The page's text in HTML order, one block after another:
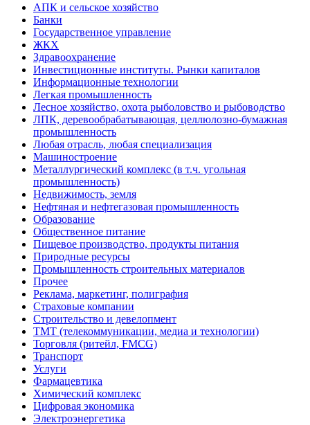
АПК и сельское хозяйство
Банки
Государственное управление
ЖКХ
Здравоохранение
Инвестиционные институты. Рынки капиталов
Информационные технологии
Легкая промышленность
Лесное хозяйство, охота рыболовство и рыбоводство
ЛПК, деревообрабатывающая, целлюлозно-бумажная
промышленность
Любая отрасль, любая специализация
Машиностроение
Металлургический комплекс (в т.ч. угольная
промышленность)
Недвижимость, земля
Нефтяная и нефтегазовая промышленность
Образование
Общественное питание
Пищевое производство, продукты питания
Природные ресурсы
Промышленность строительных материалов
Прочее
Реклама, маркетинг, полиграфия
Страховые компании
Строительство и девелопмент
ТМТ (телекоммуникации, медиа и технологии)
Торговля (ритейл, FMCG)
Транспорт
Услуги
Фармацевтика
Химический комплекс
Цифровая экономика
Электроэнергетика